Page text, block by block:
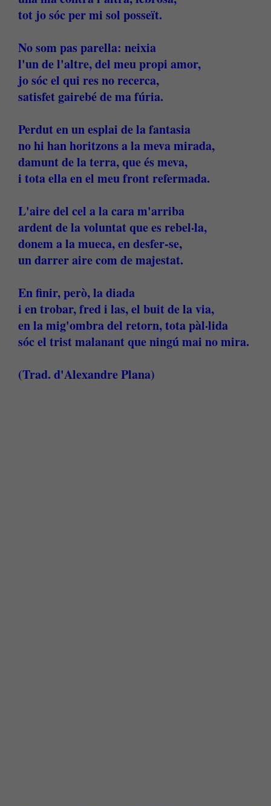
tot jo sóc per mi sol posseït.
No som pas parella: neixia
l'un de l'altre, del meu propi amor,
jo sóc el qui res no recerca,
satisfet gairebé de ma fúria.
Perdut en un esplai de la fantasia
no hi han horitzons a la meva mirada,
damunt de la terra, que és meva,
i tota ella en el meu front refermada.
L'aire del cel a la cara m'arriba
ardent de la voluntat que es rebel·la,
donem a la mueca, en desfer-se,
un darrer aire com de majestat.
En finir, però, la diada
i en trobar, fred i las, el buit de la via,
en la mig'ombra del retorn, tota pàl·lida
sóc el trist malanant que ningú mai no mira.
(Trad. d'Alexandre Plana)